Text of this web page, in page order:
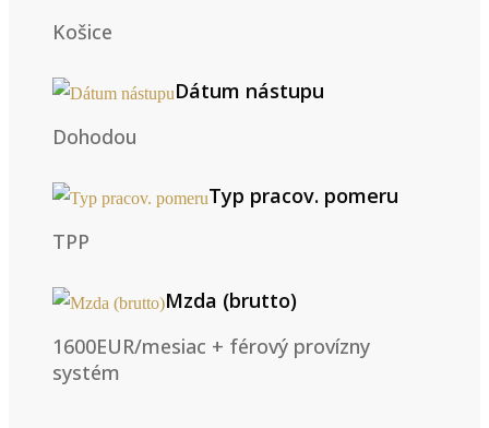
Košice
Dátum nástupu
Dohodou
Typ pracov. pomeru
TPP
Mzda (brutto)
1600EUR/mesiac + férový provízny
systém